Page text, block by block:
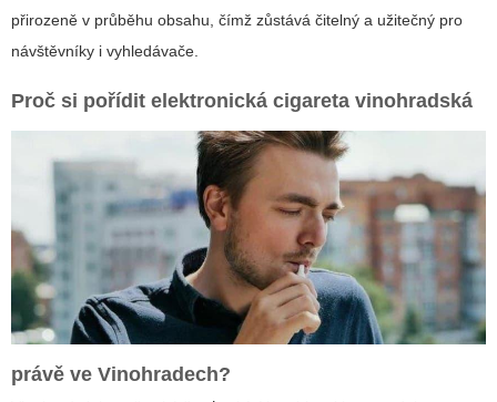
přirozeně v průběhu obsahu, čímž zůstává čitelný a užitečný pro
návštěvníky i vyhledávače.
Proč si pořídit elektronická cigareta vinohradská
právě ve Vinohradech?